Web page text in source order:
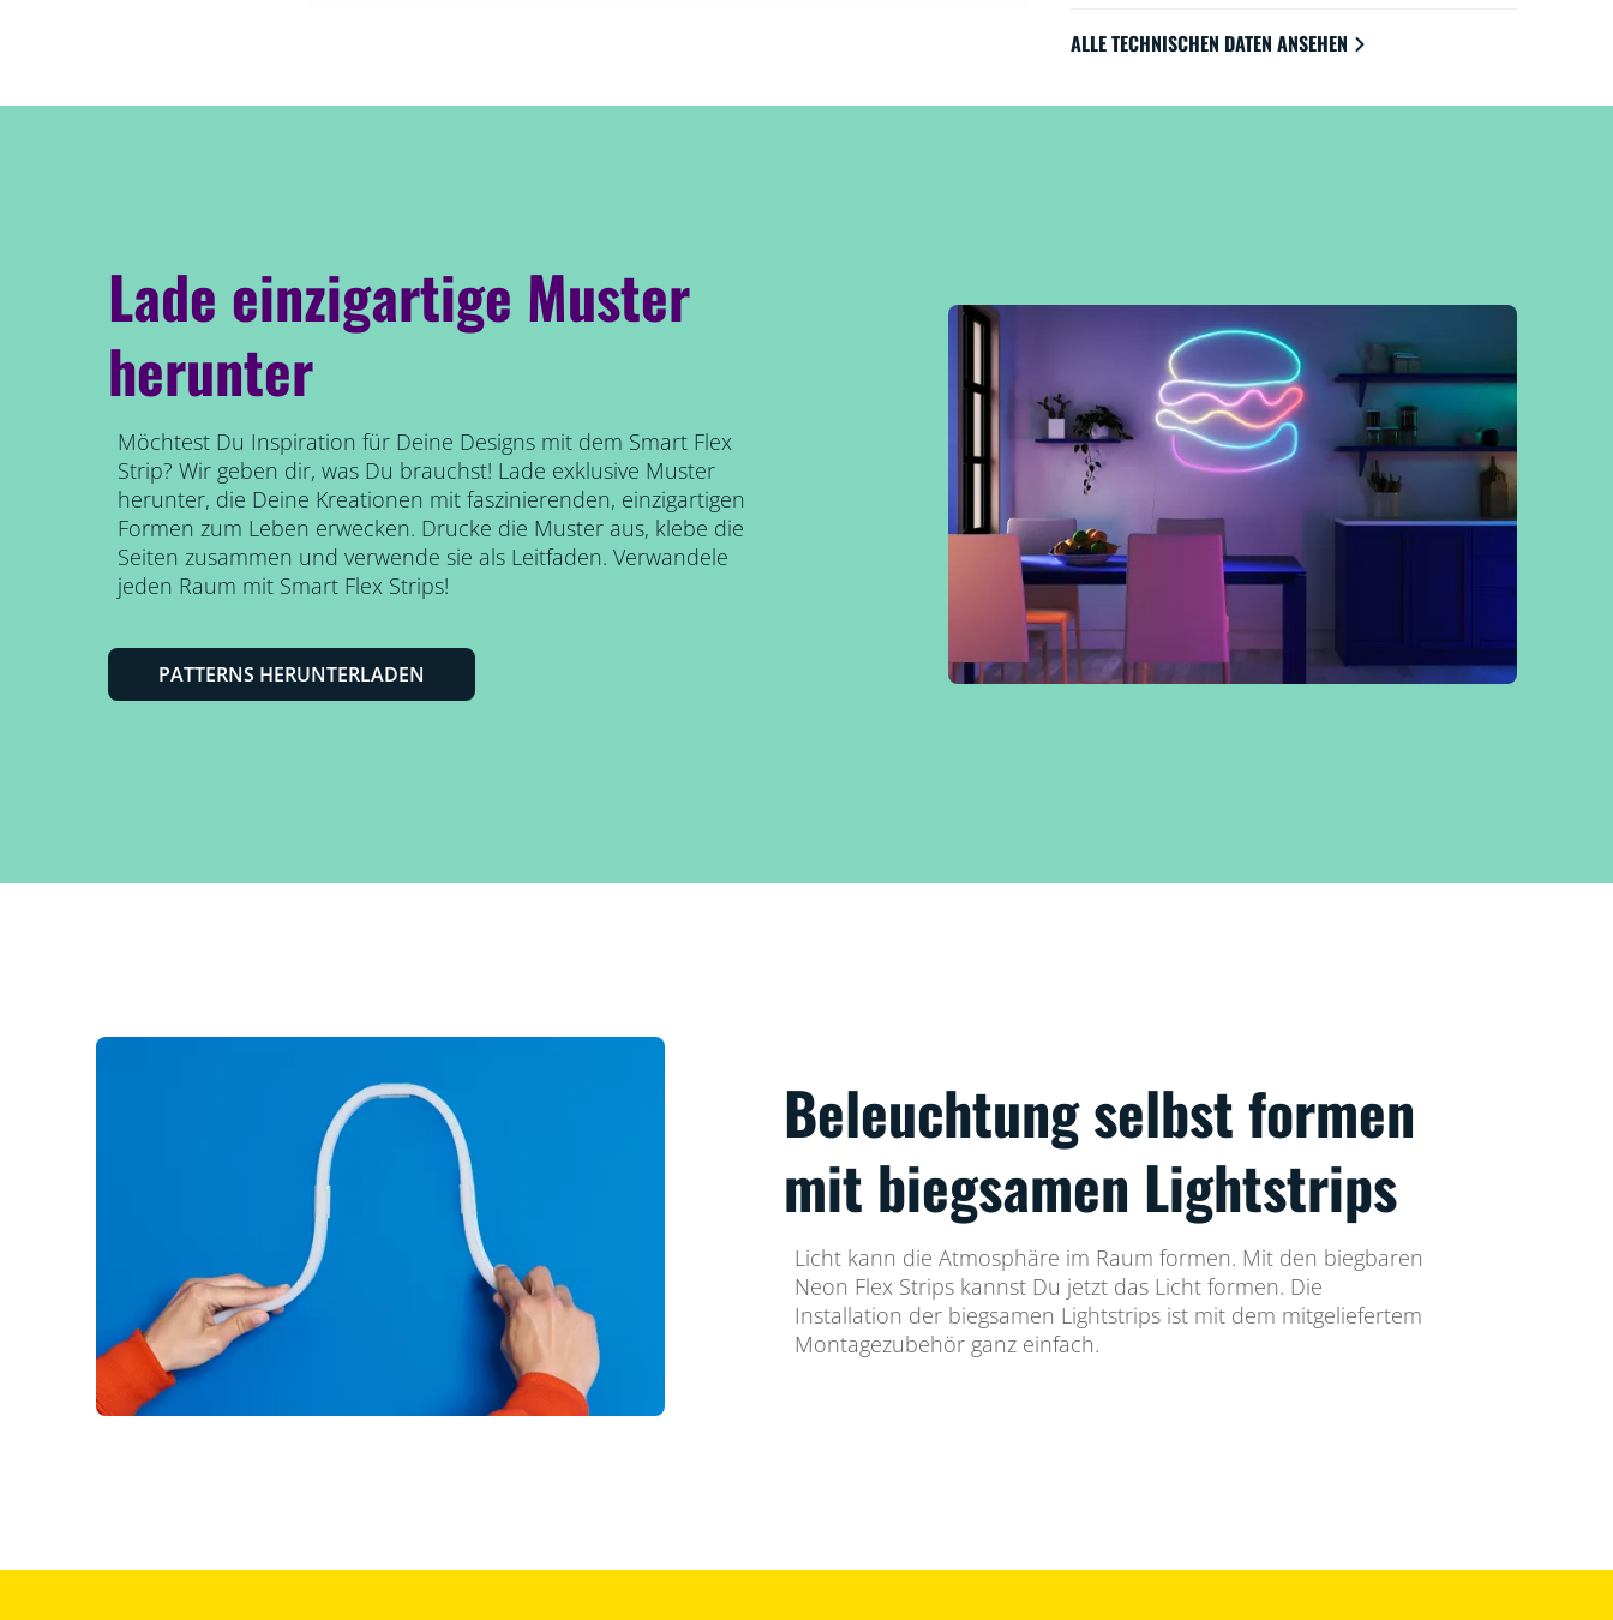
ALLE TECHNISCHEN DATEN ANSEHEN
Lade einzigartige Muster
herunter
Möchtest Du Inspiration für Deine Designs mit dem Smart Flex
Strip? Wir geben dir, was Du brauchst! Lade exklusive Muster
herunter, die Deine Kreationen mit faszinierenden, einzigartigen
Formen zum Leben erwecken. Drucke die Muster aus, klebe die
Seiten zusammen und verwende sie als Leitfaden. Verwandele
jeden Raum mit Smart Flex Strips!
PATTERNS HERUNTERLADEN
Beleuchtung selbst formen
mit biegsamen Lightstrips
Licht kann die Atmosphäre im Raum formen. Mit den biegbaren
Neon Flex Strips kannst Du jetzt das Licht formen. Die
Installation der biegsamen Lightstrips ist mit dem mitgeliefertem
Montagezubehör ganz einfach.